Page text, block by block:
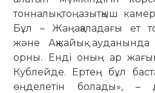
тонналық тоңазытқыш
Бұл – Жаңақаладағы ет
және Ақжайық ауданында
орны. Енді оның ар
Кублейде. Ертең бұл
өңделетін болады»,